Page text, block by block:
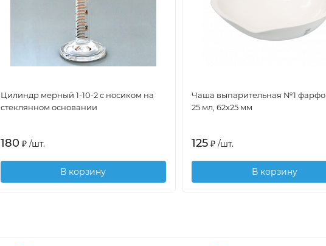
Цилиндр мерный 1-10-2 с носиком на
стеклянном основании
180 ₽ /шт.
В корзину
Чаша выпарительная №1
25 мл, 62х25 мм
125 ₽ /шт.
В корзину